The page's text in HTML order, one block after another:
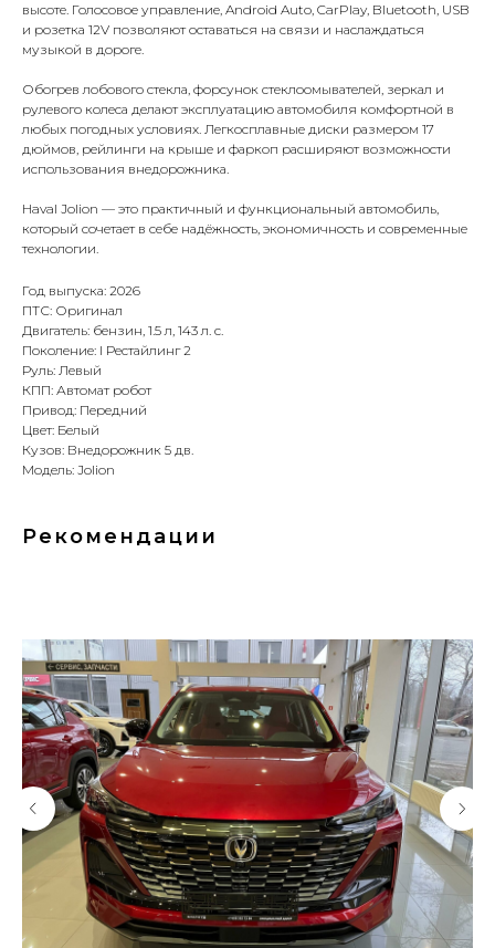
высоте. Голосовое управление, Android Auto, CarPlay, Bluetooth, USB
и розетка 12V позволяют оставаться на связи и наслаждаться
музыкой в дороге.
Обогрев лобового стекла, форсунок стеклоомывателей, зеркал и
рулевого колеса делают эксплуатацию автомобиля комфортной в
любых погодных условиях. Легкосплавные диски размером 17
дюймов, рейлинги на крыше и фаркоп расширяют возможности
использования внедорожника.
Haval Jolion — это практичный и функциональный автомобиль,
который сочетает в себе надёжность, экономичность и современные
технологии.
Год выпуска: 2026
ПТС: Оригинал
Двигатель: бензин, 1.5 л, 143 л. с.
Поколение: I Рестайлинг 2
Руль: Левый
КПП: Автомат робот
Привод: Передний
Цвет: Белый
Кузов: Внедорожник 5 дв.
Модель: Jolion
Рекомендации